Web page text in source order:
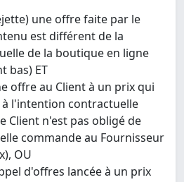
une offre faite par le
est différent de la
de la boutique en ligne
bas) ET
offre au Client à un prix qui
l'intention contractuelle
Client n'est pas obligé de
commande au Fournisseur
OU
d'offres lancée à un prix